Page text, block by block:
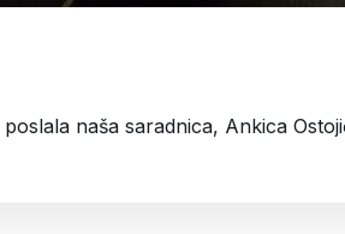
naša saradnica, Ankica